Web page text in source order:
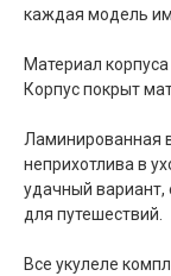
каждая модель
Материал
Корпус покрыт
Ламинированная
неприхотлива в
удачный вариант,
для путешествий.
Все укулеле